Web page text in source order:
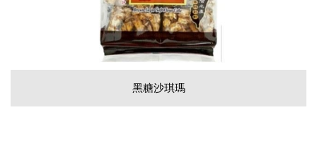
黑糖沙琪瑪